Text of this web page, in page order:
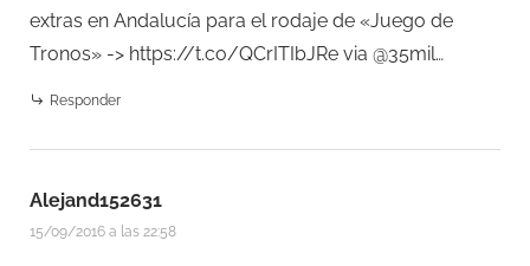
extras en Andalucía para el rodaje de «Juego de
Tronos» -> https://t.co/QCrITIbJRe via @35mil…
Responder
Alejand152631
15/09/2016 a las 22:58